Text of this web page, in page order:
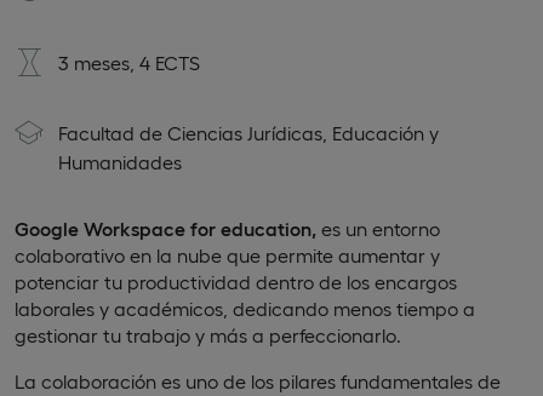
3 meses, 4 ECTS
Facultad de Ciencias Jurídicas, Educación y
Humanidades
Google Workspace for education, es un entorno
colaborativo en la nube que permite aumentar y
potenciar tu productividad dentro de los encargos
laborales y académicos, dedicando menos tiempo a
gestionar tu trabajo y más a perfeccionarlo.
La colaboración es uno de los pilares fundamentales de